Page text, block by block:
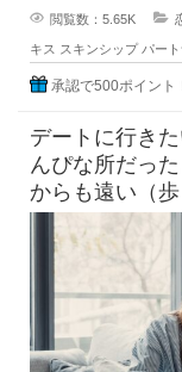
閲覧数：5.65K
キス スキンシップ パー
承認で500ポイント
デートに行き
んぴな所だっ
からも遠い（
てるけど本数